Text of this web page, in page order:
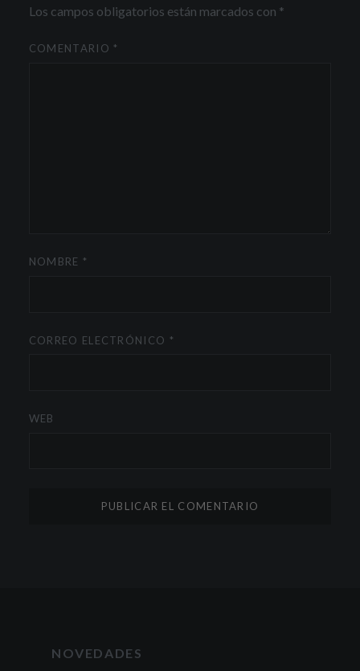
Los campos obligatorios están marcados con *
COMENTARIO *
NOMBRE *
CORREO ELECTRÓNICO *
WEB
NOVEDADES